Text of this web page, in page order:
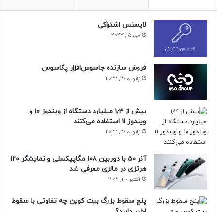
تنظیمات، گزینه‌‌ی Enable trending topics را غیرفعال کنند.
بازخورد کاربران بهبود خواهد یافت.
حتما بخوانید :لامپ جدید ال‌جی، یک باغچه کوچک را داخل
خانه شما قرار می‌دهد!
منبع : زومیت
لایسنس اشتراکی
می 15, 2023
فروش سازنده جاسوس‌افزار پگاسوس
ژانویه 26, 2022
بیش از ۱٫۴ میلیارد دستگاه از ویندوز ۱۰ و
ویندوز ۱۱ استفاده می‌کنند
ژانویه 26, 2022
آنر ۵۰ با دوربین ۱۰۸ مگاپیکسلی و نمایشگر ۱۲۰
هرتزی در مالزی معرفی شد
اکتبر 20, 2021
پنج سقوط بزرگ بیت کوین چه تفاوتی با سقوط